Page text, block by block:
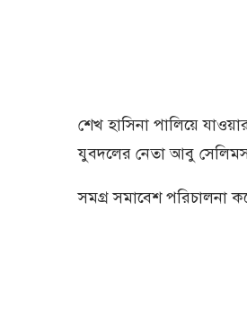
শেখ হাসিনা পালিয়ে
যুবদলের নেতা আবু
সমগ্র সমাবেশ পরিচালনা